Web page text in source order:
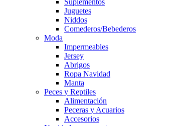
Suplementos
Juguetes
Niddos
Comederos/Bebederos
Moda
Impermeables
Jersey
Abrigos
Ropa Navidad
Manta
Peces y Reptiles
Alimentación
Peceras y Acuarios
Accesorios